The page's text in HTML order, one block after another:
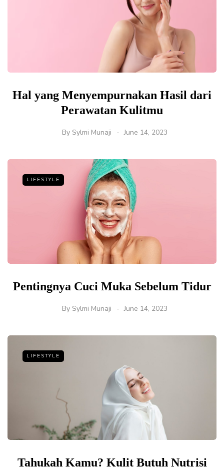
Hal yang Menyempurnakan Hasil dari
Perawatan Kulitmu
By Sylmi Munaji June 14, 2023
LIFESTYLE
Pentingnya Cuci Muka Sebelum Tidur
By Sylmi Munaji June 14, 2023
LIFESTYLE
Tahukah Kamu? Kulit Butuh Nutrisi